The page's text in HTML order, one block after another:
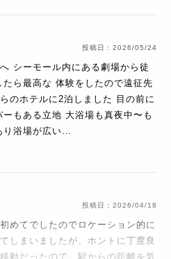
投稿日： 2026/05/24
シーモール内にある劇場から徒
ら最高な 体験をしたので遠征先
のホテルに2泊しました 目の前に
もある立地 大浴場も真夜中〜も
り浴場が広い…
投稿日： 2026/04/18
めてでしたのでロケーション的に
しまいましたが、ホントに丁度良
動だったので、駅からの距離を気